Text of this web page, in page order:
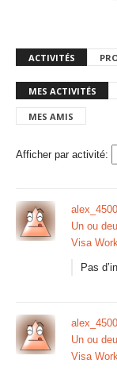
ACTIVITÉS
MES ACTIVITÉS
MES AMIS
Afficher par activité:
Un ou
Visa
Pas
Un ou
Visa